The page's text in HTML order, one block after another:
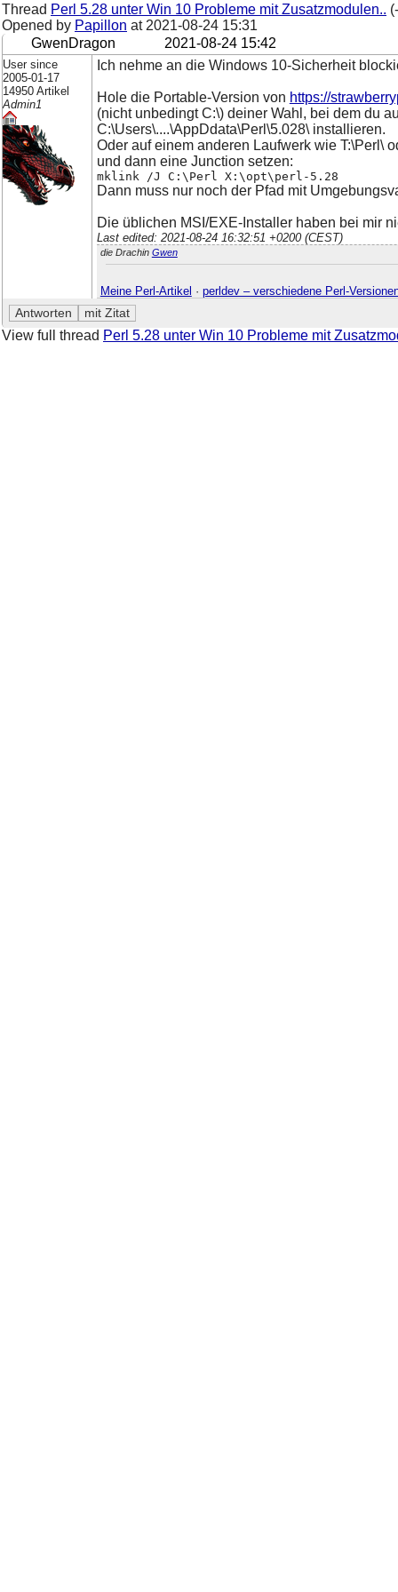
Thread Perl 5.28 unter Win 10 Probleme mit Zusatzmodulen..
Opened by Papillon at 2021-08-24 15:31
GwenDragon
2021-08-24 15:42
User since
2005-01-17
14950 Artikel
Admin1
Ich nehme an die Windows 10-Sicherheit
Hole die Portable-Version von https://
(nicht unbedingt C:\) deiner Wahl, bei dem du
C:\Users\....\AppDdata\Perl\5.028\ installieren.
Oder auf einem anderen Laufwerk wie T:\Perl\
und dann eine Junction setzen:
mklink /J C:\Perl X:\opt\perl-5.28
Dann muss nur noch der Pfad mit
Die üblichen MSI/EXE-Installer haben bei mir
Last edited: 2021-08-24 16:32:51 +0200 (CEST)
die Drachin Gwen
Meine Perl-Artikel · perldev – verschiedene Perl-
View full thread Perl 5.28 unter Win 10 Probleme mit